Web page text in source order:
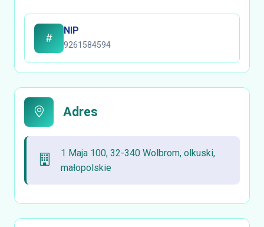
NIP
9261584594
Adres
1 Maja 100, 32-340 Wolbrom, olkuski,
małopolskie